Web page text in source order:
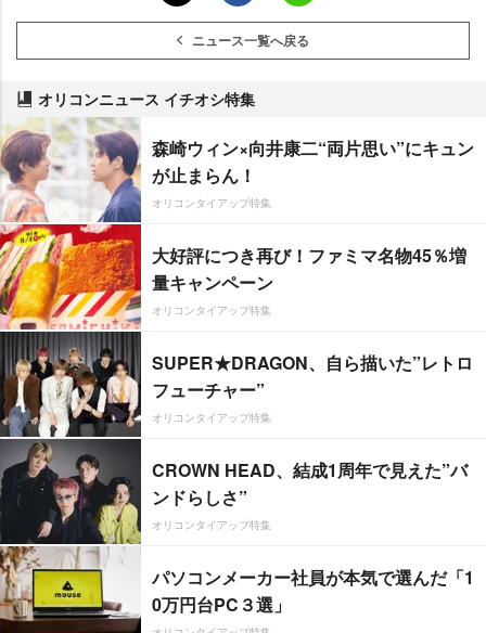
ニュース一覧へ戻る
オリコンニュース イチオシ特集
森崎ウィン×向井康二“両片思い”にキュン
が止まらん！
オリコンタイアップ特集
大好評につき再び！ファミマ名物45％増
量キャンペーン
オリコンタイアップ特集
SUPER★DRAGON、自ら描いた”レトロ
フューチャー”
オリコンタイアップ特集
CROWN HEAD、結成1周年で見えた”バ
ンドらしさ”
オリコンタイアップ特集
パソコンメーカー社員が本気で選んだ「1
0万円台PC３選」